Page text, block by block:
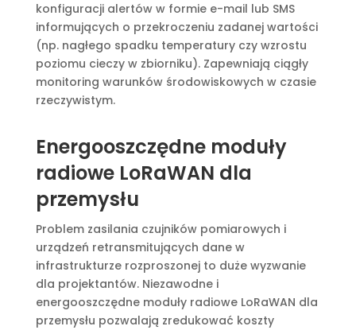
konfiguracji alertów w formie e-mail lub SMS
informujących o przekroczeniu zadanej wartości
(np. nagłego spadku temperatury czy wzrostu
poziomu cieczy w zbiorniku). Zapewniają ciągły
monitoring warunków środowiskowych w czasie
rzeczywistym.
Energooszczędne moduły
radiowe LoRaWAN dla
przemysłu
Problem zasilania czujników pomiarowych i
urządzeń retransmitujących dane w
infrastrukturze rozproszonej to duże wyzwanie
dla projektantów. Niezawodne i
energooszczędne moduły radiowe LoRaWAN dla
przemysłu pozwalają zredukować koszty